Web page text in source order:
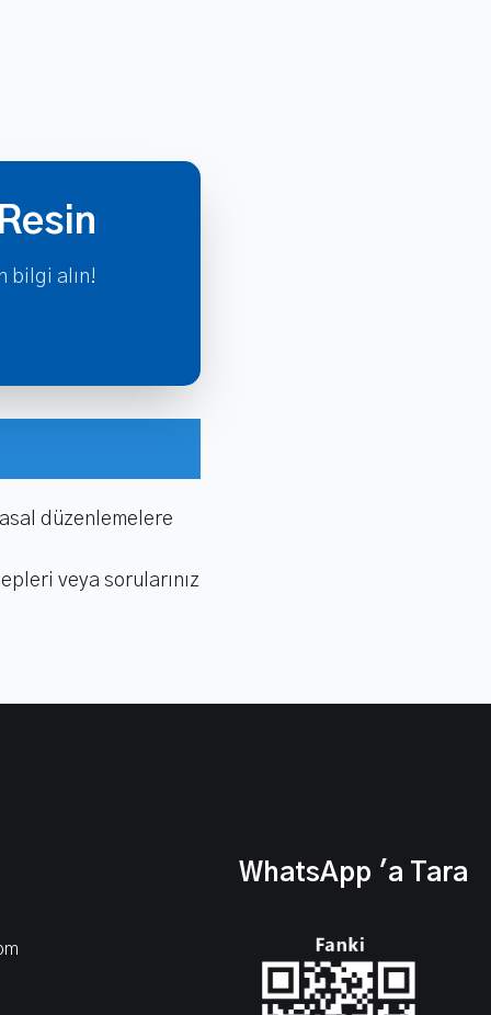
bilgi alın!
düzenlemelere
veya sorularınız
WhatsApp 'a Tara